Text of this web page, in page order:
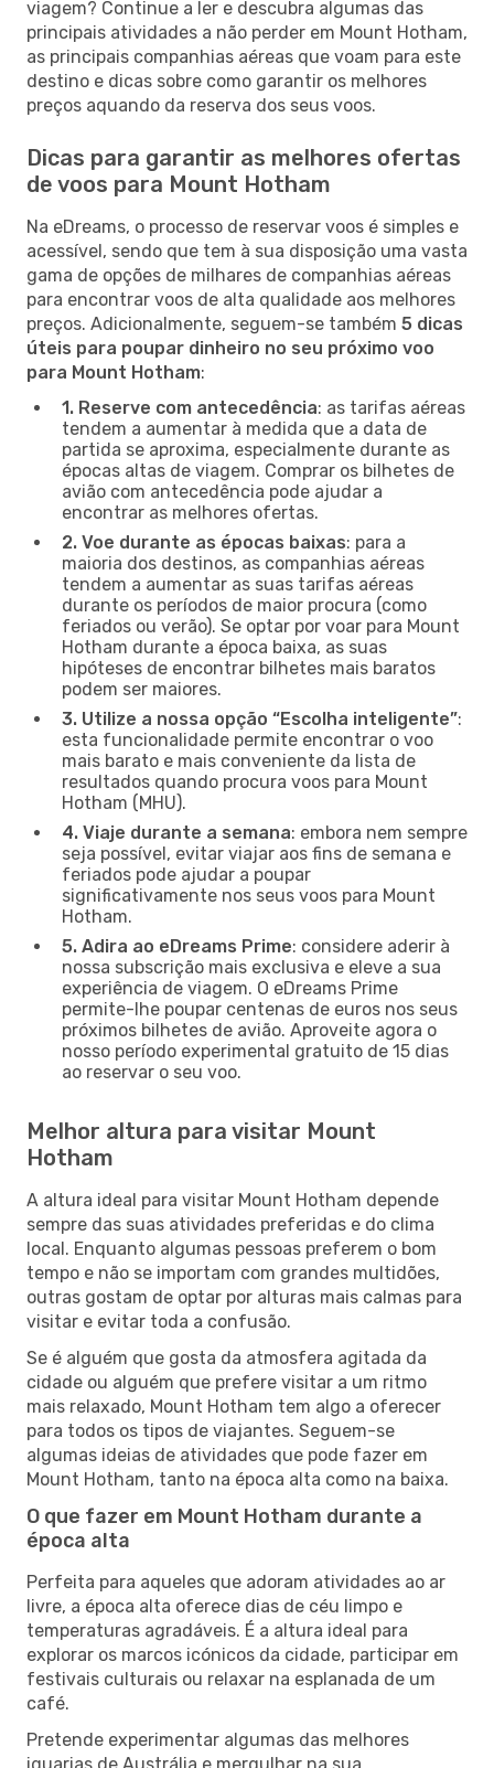
viagem? Continue a ler e descubra algumas das
principais atividades a não perder em Mount Hotham,
as principais companhias aéreas que voam para este
destino e dicas sobre como garantir os melhores
preços aquando da reserva dos seus voos.
Dicas para garantir as melhores ofertas
de voos para Mount Hotham
Na eDreams, o processo de reservar voos é simples e
acessível, sendo que tem à sua disposição uma vasta
gama de opções de milhares de companhias aéreas
para encontrar voos de alta qualidade aos melhores
preços. Adicionalmente, seguem-se também 5 dicas
úteis para poupar dinheiro no seu próximo voo
para Mount Hotham:
1. Reserve com antecedência: as tarifas aéreas
tendem a aumentar à medida que a data de
partida se aproxima, especialmente durante as
épocas altas de viagem. Comprar os bilhetes de
avião com antecedência pode ajudar a
encontrar as melhores ofertas.
2. Voe durante as épocas baixas: para a
maioria dos destinos, as companhias aéreas
tendem a aumentar as suas tarifas aéreas
durante os períodos de maior procura (como
feriados ou verão). Se optar por voar para Mount
Hotham durante a época baixa, as suas
hipóteses de encontrar bilhetes mais baratos
podem ser maiores.
3. Utilize a nossa opção “Escolha inteligente”:
esta funcionalidade permite encontrar o voo
mais barato e mais conveniente da lista de
resultados quando procura voos para Mount
Hotham (MHU).
4. Viaje durante a semana: embora nem sempre
seja possível, evitar viajar aos fins de semana e
feriados pode ajudar a poupar
significativamente nos seus voos para Mount
Hotham.
5. Adira ao eDreams Prime: considere aderir à
nossa subscrição mais exclusiva e eleve a sua
experiência de viagem. O eDreams Prime
permite-lhe poupar centenas de euros nos seus
próximos bilhetes de avião. Aproveite agora o
nosso período experimental gratuito de 15 dias
ao reservar o seu voo.
Melhor altura para visitar Mount
Hotham
A altura ideal para visitar Mount Hotham depende
sempre das suas atividades preferidas e do clima
local. Enquanto algumas pessoas preferem o bom
tempo e não se importam com grandes multidões,
outras gostam de optar por alturas mais calmas para
visitar e evitar toda a confusão.
Se é alguém que gosta da atmosfera agitada da
cidade ou alguém que prefere visitar a um ritmo
mais relaxado, Mount Hotham tem algo a oferecer
para todos os tipos de viajantes. Seguem-se
algumas ideias de atividades que pode fazer em
Mount Hotham, tanto na época alta como na baixa.
O que fazer em Mount Hotham durante a
época alta
Perfeita para aqueles que adoram atividades ao ar
livre, a época alta oferece dias de céu limpo e
temperaturas agradáveis. É a altura ideal para
explorar os marcos icónicos da cidade, participar em
festivais culturais ou relaxar na esplanada de um
café.
Pretende experimentar algumas das melhores